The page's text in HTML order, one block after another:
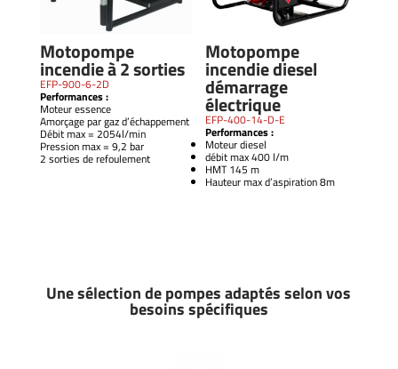
Motopompe
incendie à 2 sorties
EFP-900-6-2D
Performances :
Moteur essence
Amorçage par gaz d’échappement
Débit max = 2054l/min
Pression max = 9,2 bar
2 sorties de refoulement
Motopompe
incendie diesel
démarrage
électrique
EFP-400-14-D-E
Performances :
Moteur diesel
débit max 400 l/m
HMT 145 m
Hauteur max d’aspiration 8m
Une sélection de pompes adaptés selon vos
besoins spécifiques